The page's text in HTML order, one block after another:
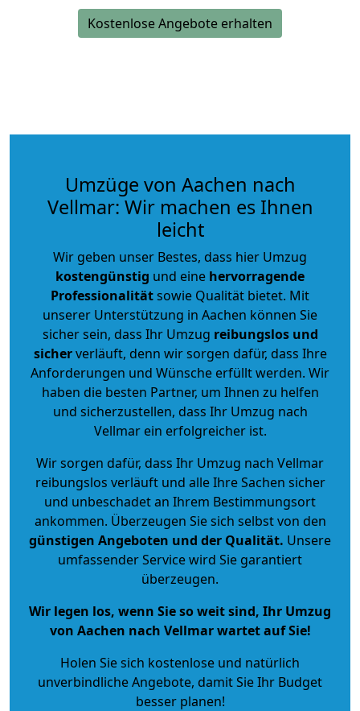
Kostenlose Angebote erhalten
Umzüge von Aachen nach
Vellmar: Wir machen es Ihnen
leicht
Wir geben unser Bestes, dass hier Umzug
kostengünstig und eine hervorragende
Professionalitätsowie Qualität bietet. Mit
unserer Unterstützung in Aachen können Sie
sicher sein, dass Ihr Umzug reibungslos und
sicherverläuft, denn wir sorgen dafür, dass Ihre
Anforderungen und Wünsche erfüllt werden. Wir
haben die besten Partner, um Ihnen zu helfen
und sicherzustellen, dass Ihr Umzug nach
Vellmar ein erfolgreicher ist.
Wir sorgen dafür, dass Ihr Umzug nach Vellmar
reibungslos verläuft und alle Ihre Sachen sicher
und unbeschadet an Ihrem Bestimmungsort
ankommen. Überzeugen Sie sich selbst von den
günstigen Angeboten und der Qualität. Unsere
umfassender Service wird Sie garantiert
überzeugen.
Wir legen los, wenn Sie so weit sind, Ihr Umzug
von Aachen nach Vellmar wartet auf Sie!
Holen Sie sich kostenlose und natürlich
unverbindliche Angebote, damit Sie Ihr Budget
besser planen!